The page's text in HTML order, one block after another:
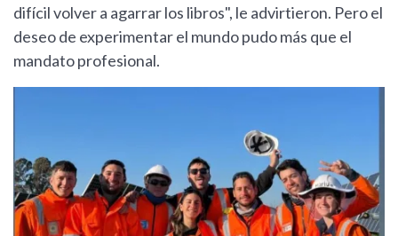
difícil volver a agarrar los libros", le advirtieron. Pero el
deseo de experimentar el mundo pudo más que el
mandato profesional.